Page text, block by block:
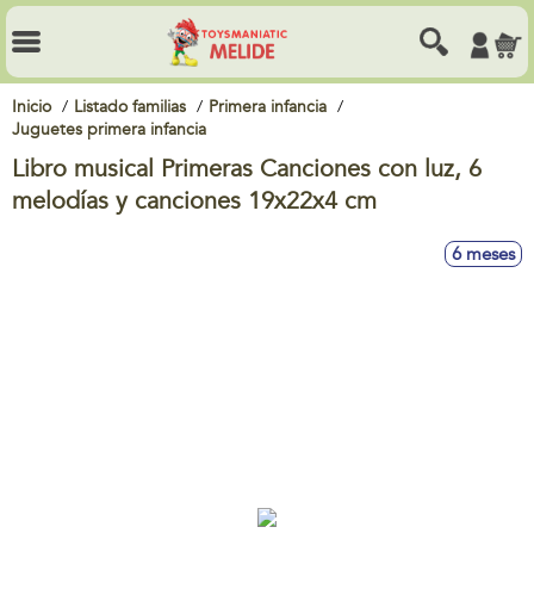
Inicio Listado familias
Primera infancia
Juguetes primera infancia
Libro musical Primeras Canciones con luz, 6
melodías y canciones 19x22x4 cm
6 meses